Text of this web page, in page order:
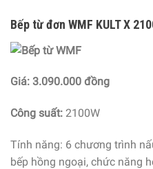
Bếp từ đơn WMF KULT X
Giá: 3.090.000 đồng
Công suất: 2100W
Tính năng: 6 chương trình
bếp hồng ngoại, chức năng